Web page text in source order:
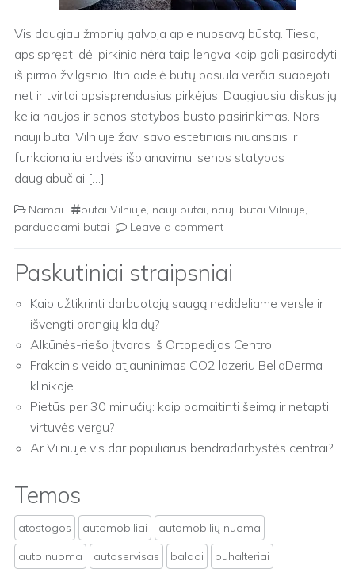
Vis daugiau žmonių galvoja apie nuosavą būstą. Tiesa,
apsispręsti dėl pirkinio nėra taip lengva kaip gali pasirodyti
iš pirmo žvilgsnio. Itin didelė butų pasiūla verčia suabejoti
net ir tvirtai apsisprendusius pirkėjus. Daugiausia diskusijų
kelia naujos ir senos statybos busto pasirinkimas. Nors
nauji butai Vilniuje žavi savo estetiniais niuansais ir
funkcionaliu erdvės išplanavimu, senos statybos
daugiabučiai […]
Namai butai Vilniuje, nauji butai, nauji butai Vilniuje,
parduodami butai
Leave a comment
Paskutiniai straipsniai
Kaip užtikrinti darbuotojų saugą nedideliame versle ir
išvengti brangių klaidų?
Alkūnės-riešo įtvaras iš Ortopedijos Centro
Frakcinis veido atjauninimas CO2 lazeriu BellaDerma
klinikoje
Pietūs per 30 minučių: kaip pamaitinti šeimą ir netapti
virtuvės vergu?
Ar Vilniuje vis dar populiarūs bendradarbystės centrai?
Temos
atostogos automobiliai
automobilių nuoma
auto nuoma
autoservisas baldai
buhalteriai